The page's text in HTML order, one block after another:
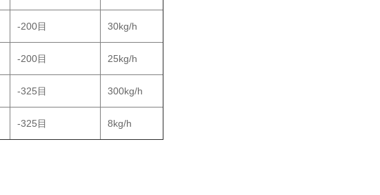
-200目 30kg/h
-200目 25kg/h
-325目 300kg/h
-325目 8kg/h